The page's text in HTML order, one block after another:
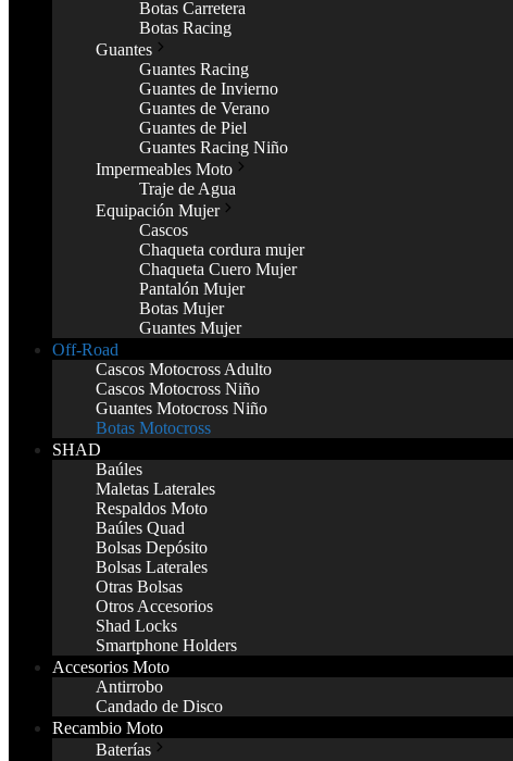
Botas Carretera
Botas Racing
Guantes
Guantes Racing
Guantes de Invierno
Guantes de Verano
Guantes de Piel
Guantes Racing Niño
Impermeables Moto
Traje de Agua
Equipación Mujer
Cascos
Chaqueta cordura mujer
Chaqueta Cuero Mujer
Pantalón Mujer
Botas Mujer
Guantes Mujer
Off-Road
Cascos Motocross Adulto
Cascos Motocross Niño
Guantes Motocross Niño
Botas Motocross
SHAD
Baúles
Maletas Laterales
Respaldos Moto
Baúles Quad
Bolsas Depósito
Bolsas Laterales
Otras Bolsas
Otros Accesorios
Shad Locks
Smartphone Holders
Accesorios Moto
Antirrobo
Candado de Disco
Recambio Moto
Baterías